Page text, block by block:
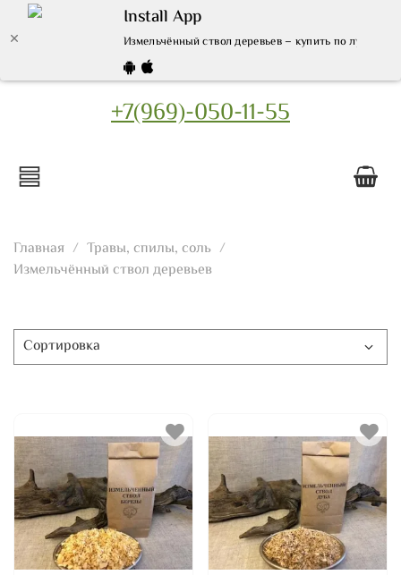
Install App
Измельчённый ствол деревьев – купить по лучшей
+7(969)-050-11-55
Главная
Травы, спилы, соль
Измельчённый ствол деревьев